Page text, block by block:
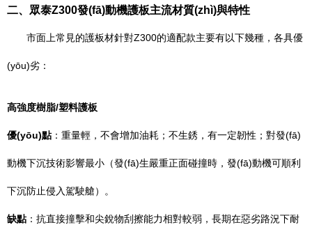
二、眾泰Z300發(fā)動機護板主流材質(zhì)與特性
市面上常見的護板材針對Z300的適配款主要有以下幾種，各具優
(yōu)劣：
高強度樹脂/塑料護板
優(yōu)點：重量輕，不會增加油耗；不生銹，有一定韌性；對發(fā)
動機下沉技術影響最小（發(fā)生嚴重正面碰撞時，發(fā)動機可順利
下沉防止侵入駕駛艙）。
缺點：抗直接撞擊和尖銳物刮擦能力相對較弱，長期在惡劣路況下耐